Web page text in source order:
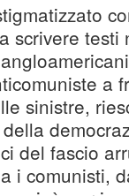
scrivere
a
sinistre,
del fascio
i comunisti,